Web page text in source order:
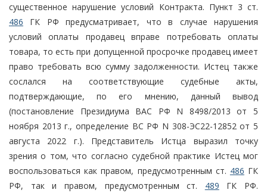
существенное нарушение условий Контракта. Пункт 3 ст.
486 ГК РФ предусматривает, что в случае нарушения
условий оплаты продавец вправе потребовать оплаты
товара, то есть при допущенной просрочке продавец имеет
право требовать всю сумму задолженности. Истец также
сослался на соответствующие судебные акты,
подтверждающие, по его мнению, данный вывод
(постановление Президиума ВАС РФ N 8498/2013 от 5
ноября 2013 г., определение ВС РФ N 308-ЭС22-12852 от 5
августа 2022 г.). Представитель Истца выразил точку
зрения о том, что согласно судебной практике Истец мог
воспользоваться как правом, предусмотренным ст. 486 ГК
РФ, так и правом, предусмотренным ст. 489 ГК РФ.